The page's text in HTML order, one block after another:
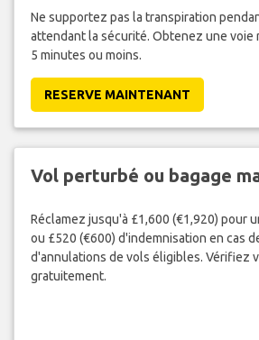
Ne supportez pas la transpiration
attendant la sécurité. Obtenez une voie
5 minutes ou moins.
RESERVE MAINTENANT
Vol perturbé ou bagage
Réclamez jusqu'à £1,600 (€1,920) pour
ou £520 (€600) d'indemnisation en cas
d'annulations de vols éligibles. Vérifiez
gratuitement.